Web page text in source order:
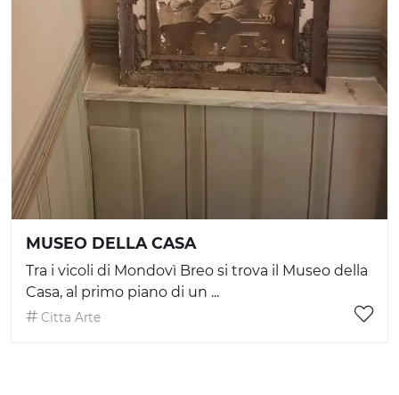
MUSEO DELLA CASA
Tra i vicoli di Mondovì Breo si trova il Museo della
Casa, al primo piano di un ...
Citta Arte